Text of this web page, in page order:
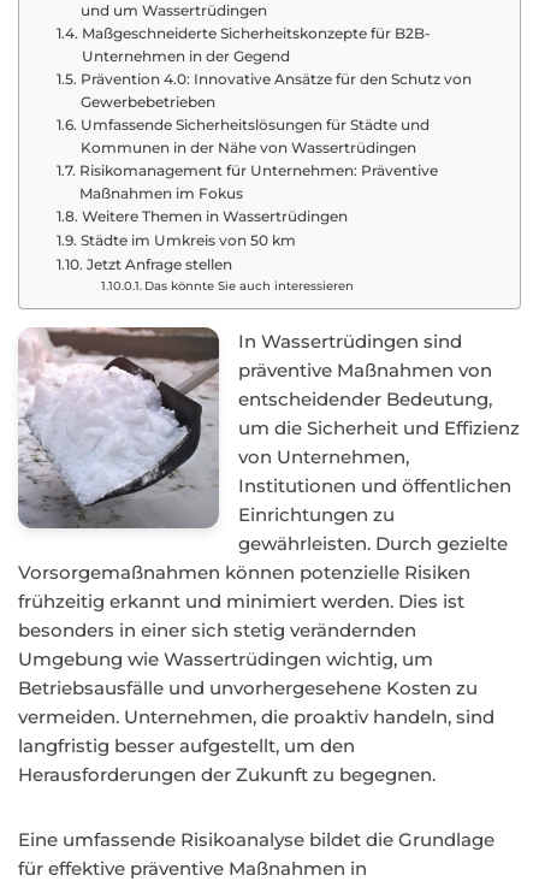
und um Wassertrüdingen
Maßgeschneiderte Sicherheitskonzepte für B2B-
Unternehmen in der Gegend
Prävention 4.0: Innovative Ansätze für den Schutz von
Gewerbebetrieben
Umfassende Sicherheitslösungen für Städte und
Kommunen in der Nähe von Wassertrüdingen
Risikomanagement für Unternehmen: Präventive
Maßnahmen im Fokus
Weitere Themen in Wassertrüdingen
Städte im Umkreis von 50 km
Jetzt Anfrage stellen
Das könnte Sie auch interessieren
In Wassertrüdingen sind
präventive Maßnahmen von
entscheidender Bedeutung,
um die Sicherheit und Effizienz
von Unternehmen,
Institutionen und öffentlichen
Einrichtungen zu
gewährleisten. Durch gezielte
Vorsorgemaßnahmen können potenzielle Risiken
frühzeitig erkannt und minimiert werden. Dies ist
besonders in einer sich stetig verändernden
Umgebung wie Wassertrüdingen wichtig, um
Betriebsausfälle und unvorhergesehene Kosten zu
vermeiden. Unternehmen, die proaktiv handeln, sind
langfristig besser aufgestellt, um den
Herausforderungen der Zukunft zu begegnen.
Eine umfassende Risikoanalyse bildet die Grundlage
für effektive präventive Maßnahmen in